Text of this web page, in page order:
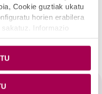
Cookie guztiak ukatu
horien erabilera
sakatuz. Informazio
EDO
AHOLKATUKO